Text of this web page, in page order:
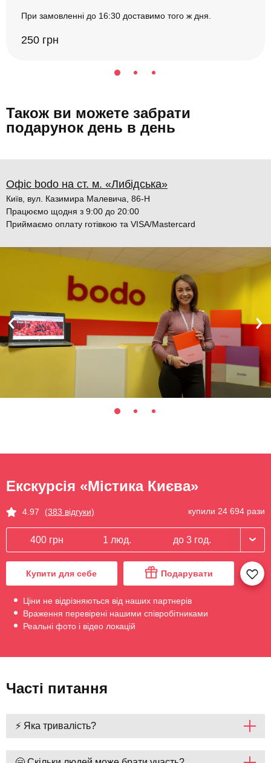
При замовленні до 16:30 доставимо того ж дня.
250 грн
Також ви можете забрати
подарунок день в день
Офіс bodo на ст. м. «Либідська»
Київ, вул. Казимира Малевича, 86-Н
Працюємо щодня з 9:00 до 20:00
Приймаємо оплату готівкою та VISA/Mastercard
Екскурсія «Містика Києва»
4.97 (383 відгуки) купили 24 694 рази
400 грн 1 люд. до 3 год.
Купити для себе Подарувати
Ціни не відрізняються від наших партнерів
Враження перевірені нашими співробітниками
Реальні фото і відео локацій
Часті питання
⚡ Яка тривалість?